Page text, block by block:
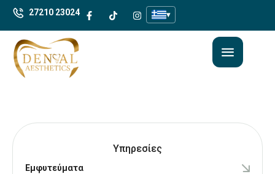
27210 23024 ▾
Υπηρεσίες
Εμφυτεύματα